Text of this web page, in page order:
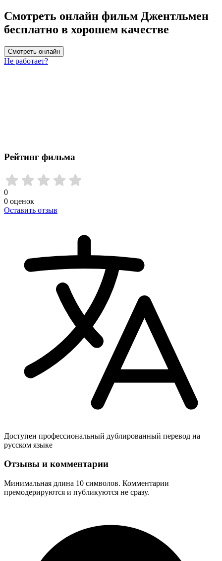
Смотреть онлайн фильм Джентльмен
бесплатно в хорошем качестве
Смотреть онлайн
Не работает?
Рейтинг фильма
0
0 оценок
Оставить отзыв
Доступен профессиональный дублированный перевод на
русском языке
Отзывы и комментарии
Минимальная длина 10 символов. Комментарии
премодерируются и публикуются не сразу.